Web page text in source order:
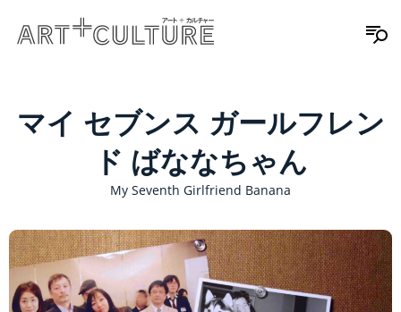
マイ セブンス ガールフレン
ド ばななちゃん
My Seventh Girlfriend Banana